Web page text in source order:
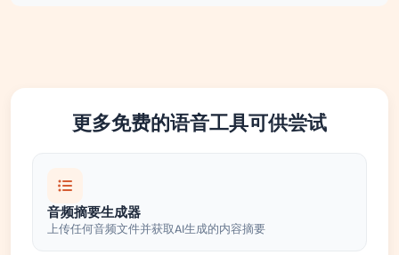
更多免费的语音工具可供尝试
音频摘要生成器
上传任何音频文件并获取AI生成的内容摘要